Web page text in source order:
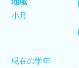
地域
小月
現在の学年